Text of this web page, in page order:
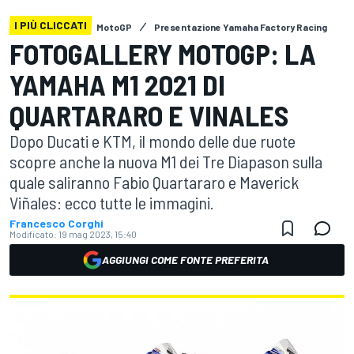
I PIÙ CLICCATI MotoGP Presentazione Yamaha Factory Racing
FOTOGALLERY MOTOGP: LA
YAMAHA M1 2021 DI
QUARTARARO E VINALES
Dopo Ducati e KTM, il mondo delle due ruote
scopre anche la nuova M1 dei Tre Diapason sulla
quale saliranno Fabio Quartararo e Maverick
Viñales: ecco tutte le immagini.
Francesco Corghi
Modificato: 19 mag 2023, 15:40
AGGIUNGI COME FONTE PREFERITA